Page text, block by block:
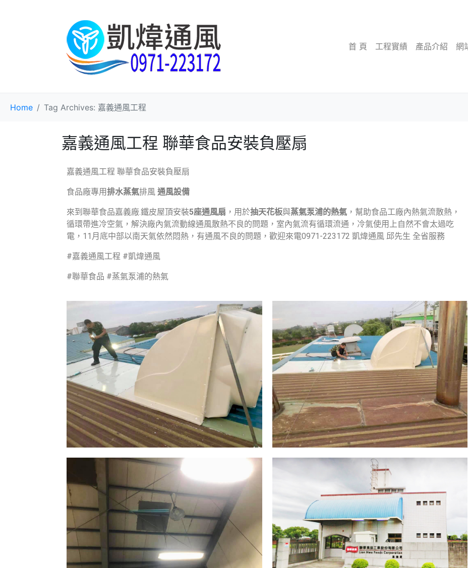
首 頁 工程實績 產品介紹 網
Home Tag Archives: 嘉義通風工程
嘉義通風工程 聯華食品安裝負壓扇
嘉義通風工程 聯華食品安裝負壓扇
食品廠專用排水蒸氣排風 通風設備
來到聯華食品嘉義廠.鐵皮屋頂安裝5座通風扇 ，用於抽天花板與蒸氣泵浦的熱氣 ，幫助食品工廠內熱氣流散熱，
循環帶進冷空氣，解決廠內氣流動線通風散熱不良的問題，室內氣流有循環流通，冷氣使用上自然不會太過吃
電，11月底中部以南天氣依然悶熱，有通風不良的問題，歡迎來電0971-223172 凱煒通風 邱先生 全省服務
#嘉義通風工程 #凱煒通風
#聯華食品 #蒸氣泵浦的熱氣